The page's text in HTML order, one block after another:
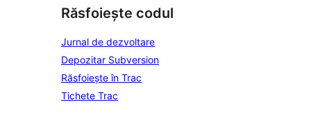
Răsfoiește codul
Jurnal de dezvoltare
Depozitar Subversion
Răsfoiește în Trac
Tichete Trac